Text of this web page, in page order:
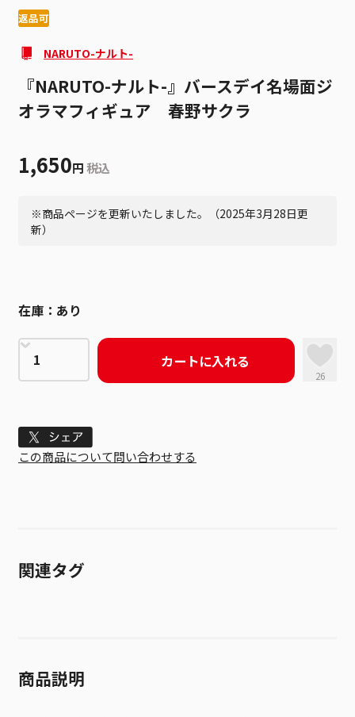
返品可
NARUTO-ナルト-
『NARUTO-ナルト-』バースデイ名場面ジ
オラマフィギュア 春野サクラ
1,650円 税込
※商品ページを更新いたしました。（2025年3月28日更
新）
在庫： あり
カートに入れる
26
Tweet
この商品について問い合わせする
関連タグ
商品説明